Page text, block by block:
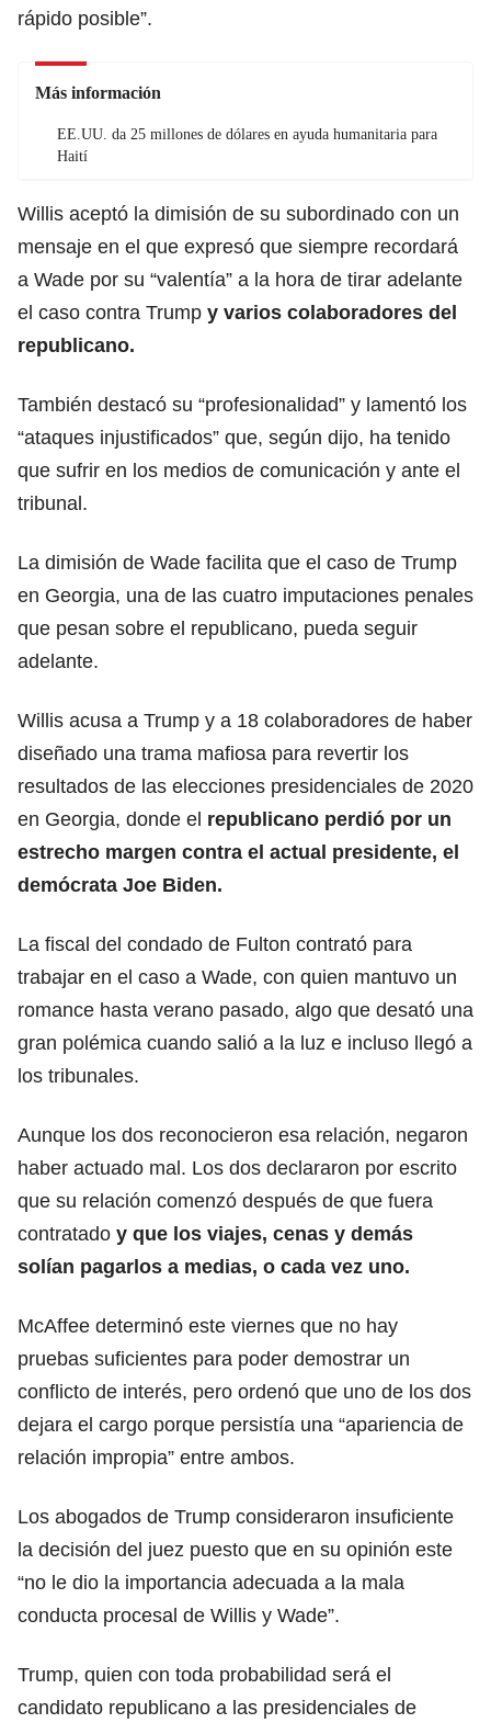
rápido posible”.
Más información
EE.UU. da 25 millones de dólares en ayuda humanitaria para
Haití
Willis aceptó la dimisión de su subordinado con un
mensaje en el que expresó que siempre recordará
a Wade por su “valentía” a la hora de tirar adelante
el caso contra Trump y varios colaboradores del
republicano.
También destacó su “profesionalidad” y lamentó los
“ataques injustificados” que, según dijo, ha tenido
que sufrir en los medios de comunicación y ante el
tribunal.
La dimisión de Wade facilita que el caso de Trump
en Georgia, una de las cuatro imputaciones penales
que pesan sobre el republicano, pueda seguir
adelante.
Willis acusa a Trump y a 18 colaboradores de haber
diseñado una trama mafiosa para revertir los
resultados de las elecciones presidenciales de 2020
en Georgia, donde el republicano perdió por un
estrecho margen contra el actual presidente, el
demócrata Joe Biden.
La fiscal del condado de Fulton contrató para
trabajar en el caso a Wade, con quien mantuvo un
romance hasta verano pasado, algo que desató una
gran polémica cuando salió a la luz e incluso llegó a
los tribunales.
Aunque los dos reconocieron esa relación, negaron
haber actuado mal. Los dos declararon por escrito
que su relación comenzó después de que fuera
contratado y que los viajes, cenas y demás
solían pagarlos a medias, o cada vez uno.
McAffee determinó este viernes que no hay
pruebas suficientes para poder demostrar un
conflicto de interés, pero ordenó que uno de los dos
dejara el cargo porque persistía una “apariencia de
relación impropia” entre ambos.
Los abogados de Trump consideraron insuficiente
la decisión del juez puesto que en su opinión este
“no le dio la importancia adecuada a la mala
conducta procesal de Willis y Wade”.
Trump, quien con toda probabilidad será el
candidato republicano a las presidenciales de